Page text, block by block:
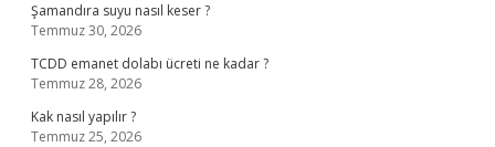
Şamandıra suyu nasıl keser ?
Temmuz 30, 2026
TCDD emanet dolabı ücreti ne kadar ?
Temmuz 28, 2026
Kak nasıl yapılır ?
Temmuz 25, 2026